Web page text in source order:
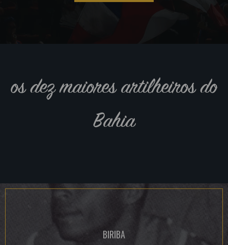
os dez maiores artilheiros do
Bahia
BIRIBA